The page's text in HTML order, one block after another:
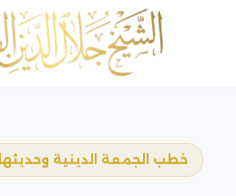
خطب الجمعة الدينية وحديثها